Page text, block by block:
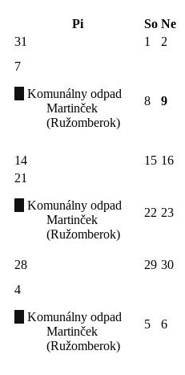
Pi So Ne
31 1 2
7
Komunálny odpad
Martinček
(Ružomberok)
8 9
14 15 16
21
Komunálny odpad
Martinček
(Ružomberok)
22 23
28 29 30
4
Komunálny odpad
Martinček
(Ružomberok)
5 6